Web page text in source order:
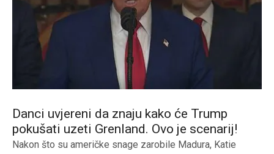
Danci uvjereni da znaju kako će Trump
pokušati uzeti Grenland. Ovo je scenarij!
Nakon što su američke snage zarobile Madura, Katie